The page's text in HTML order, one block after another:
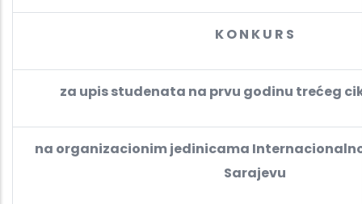
K O N K U R S
za upis studenata na prvu godinu trećeg
na organizacionim jedinicama
Sarajevu